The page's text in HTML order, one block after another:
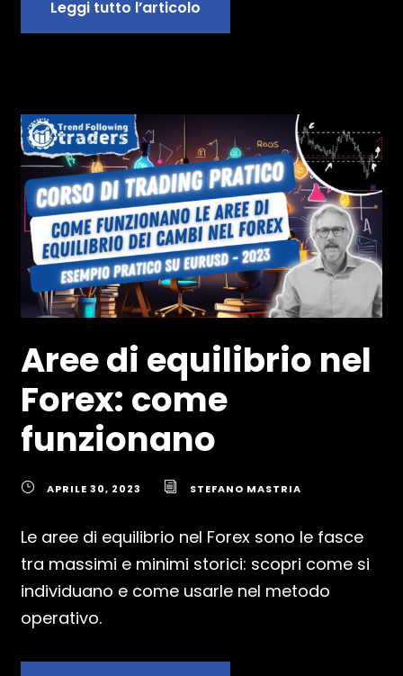
Leggi tutto l’articolo
Aree di equilibrio nel
Forex: come
funzionano
APRILE 30, 2023 STEFANO MASTRIA
Le aree di equilibrio nel Forex sono le fasce
tra massimi e minimi storici: scopri come si
individuano e come usarle nel metodo
operativo.